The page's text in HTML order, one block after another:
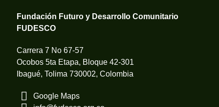
Fundación Futuro y Desarrollo Comunitario
FUDESCO
Carrera 7 No 67-57
Ocobos 5ta Etapa, Bloque 42-301
Ibagué, Tolima 730002, Colombia
Google Maps